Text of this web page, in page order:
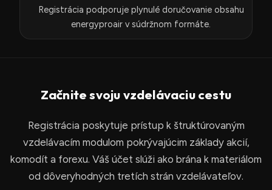
Registrácia podporuje plynulé doručovanie obsahu
energyproair v súdržnom formáte.
Začnite svoju vzdelávaciu cestu
Registrácia poskytuje prístup k štruktúrovaným
vzdelávacím modulom pokrývajúcim základy akcií,
komodít a forexu. Váš účet slúži ako brána k materiálom
od dôveryhodných tretích strán vzdelávateľov.